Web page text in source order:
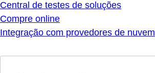
Central de testes de soluções
Compre online
Integração com provedores de nuvem